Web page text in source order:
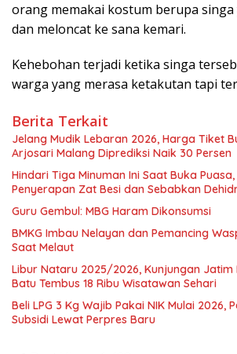
orang memakai kostum berupa
dan meloncat ke sana kemari.
Kehebohan terjadi ketika singa
warga yang merasa ketakutan tapi
Berita Terkait
Jelang Mudik Lebaran 2026, Harga Tiket
Arjosari Malang Diprediksi Naik 30 Persen
Hindari Tiga Minuman Ini Saat Buka
Penyerapan Zat Besi dan Sebabkan
Guru Gembul: MBG Haram Dikonsumsi
BMKG Imbau Nelayan dan Pemancing
Saat Melaut
Libur Nataru 2025/2026, Kunjungan Jatim
Batu Tembus 18 Ribu Wisatawan Sehari
Beli LPG 3 Kg Wajib Pakai NIK Mulai 2026,
Subsidi Lewat Perpres Baru